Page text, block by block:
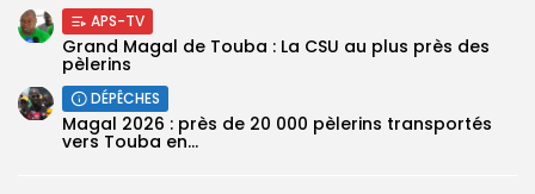
APS-TV
Grand Magal de Touba : La CSU au plus près des
pèlerins
DÉPÊCHES
Magal 2026 : près de 20 000 pèlerins transportés
vers Touba en...